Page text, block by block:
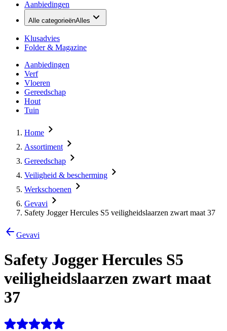
Aanbiedingen
Alle categorieënAlles
Klusadvies
Folder & Magazine
Aanbiedingen
Verf
Vloeren
Gereedschap
Hout
Tuin
Home
Assortiment
Gereedschap
Veiligheid & bescherming
Werkschoenen
Gevavi
Safety Jogger Hercules S5 veiligheidslaarzen zwart maat 37
Gevavi
Safety Jogger Hercules S5
veiligheidslaarzen zwart maat
37